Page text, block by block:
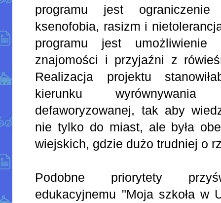
programu jest
ksenofobia, rasizm i
programu jest umożliwienie
znajomości i przyjaźni z
Realizacja projektu
kierunku
defaworyzowanej, tak aby
nie tylko do miast, ale była
wiejskich, gdzie dużo trudniej o
Podobne priorytety
edukacyjnemu "Moja szkoła w